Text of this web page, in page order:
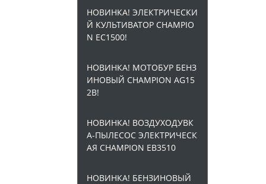
НОВИНКА! ЭЛЕКТРИЧЕСКИ
Й КУЛЬТИВАТОР CHAMPIO
N EC1500!
НОВИНКА! МОТОБУР БЕНЗ
ИНОВЫЙ CHAMPION AG15
2B!
НОВИНКА! ВОЗДУХОДУВК
А-ПЫЛЕСОС ЭЛЕКТРИЧЕСК
АЯ CHAMPION EB3510
НОВИНКА! БЕНЗИНОВЫЙ